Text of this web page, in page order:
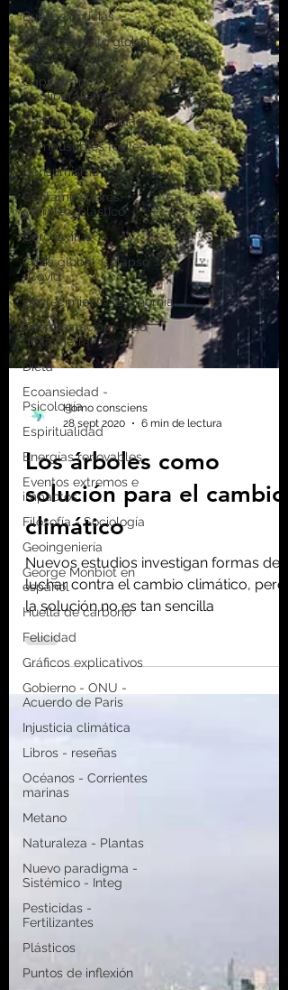
Buenas noticias
Calentamiento global
- CO2
Capitalismo -
Neoliberalismo
Carbono neutralidad
Combustibles fósiles
Consumismo
Contaminadores:
petróleo, plástico
Coronavirus
Crisis global-Colapso
-Covid
Decrecimiento/Economía
Desforestación - Uso
de la Tierra
Dieta
Ecoansiedad -
Psicología
Espiritualidad
Energías renovables
Eventos extremos e
impactos
Filosofía - Sociología
Geoingeniería
George Monbiot en
español
Huella de carbono
Felicidad
Gráficos explicativos
Gobierno - ONU -
Acuerdo de Paris
Injusticia climática
Libros - reseñas
Océanos - Corrientes
marinas
Metano
Naturaleza - Plantas
Nuevo paradigma -
Sistémico - Integ
Pesticidas -
Fertilizantes
Plásticos
Puntos de inflexión
Homo consciens
28 sept 2020
6 min de lectura
Los árboles como
solución para el cambio
climático
Nuevos estudios investigan formas de
luchar contra el cambio climático, pero
la solución no es tan sencilla